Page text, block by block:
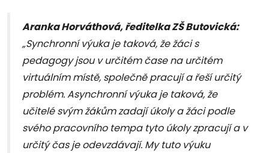
Aranka Horváthová, ředitelka ZŠ Butovická:
„Synchronní výuka je taková, že žáci s
pedagogy jsou v určitém čase na určitém
virtuálním místě, společně pracují a řeší určitý
problém. Asynchronní výuka je taková, že
učitelé svým žákům zadají úkoly a žáci podle
svého pracovního tempa tyto úkoly zpracují a v
určitý čas je odevzdávají. My tuto výuku